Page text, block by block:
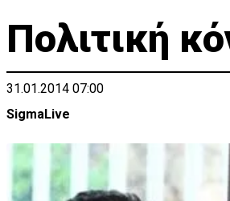
Πολιτική
31.01.2014 07:00
SigmaLive